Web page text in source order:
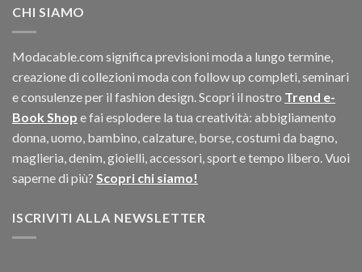
CHI SIAMO
Modacable.com significa previsioni moda a lungo termine,
creazione di collezioni moda con follow up completi, seminari
e consulenze per il fashion design. Scopri il nostro Trend e-
Book Shop e fai esplodere la tua creatività: abbigliamento
donna, uomo, bambino, calzature, borse, costumi da bagno,
maglieria, denim, gioielli, accessori, sport e tempo libero. Vuoi
saperne di più? Scopri chi siamo!
ISCRIVITI ALLA NEWSLETTER